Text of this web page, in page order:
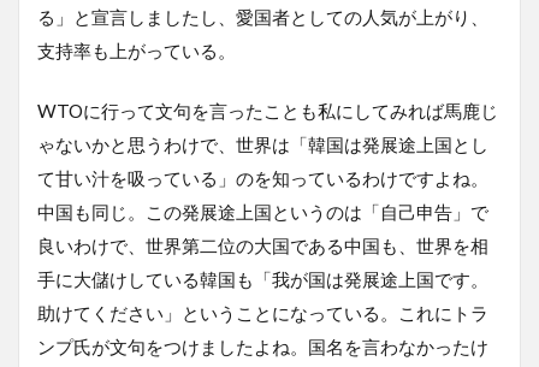
る」と宣言しましたし、愛国者としての人気が上がり、
支持率も上がっている。
WTOに行って文句を言ったことも私にしてみれば馬鹿じ
ゃないかと思うわけで、世界は「韓国は発展途上国とし
て甘い汁を吸っている」のを知っているわけですよね。
中国も同じ。この発展途上国というのは「自己申告」で
良いわけで、世界第二位の大国である中国も、世界を相
手に大儲けしている韓国も「我が国は発展途上国です。
助けてください」ということになっている。これにトラ
ンプ氏が文句をつけましたよね。国名を言わなかったけ